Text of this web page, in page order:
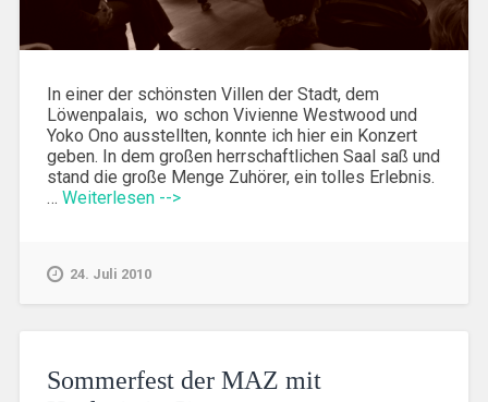
In einer der schönsten Villen der Stadt, dem
Löwenpalais, wo schon Vivienne Westwood und
Yoko Ono ausstellten, konnte ich hier ein Konzert
geben. In dem großen herrschaftlichen Saal saß und
stand die große Menge Zuhörer, ein tolles Erlebnis.
… Weiterlesen -->
24. Juli 2010
Sommerfest der MAZ mit